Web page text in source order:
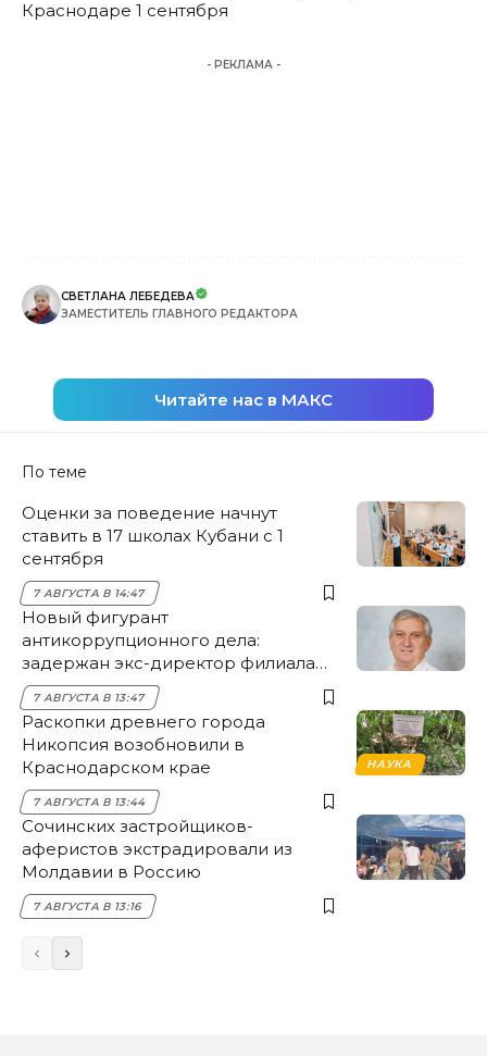
Краснодаре 1 сентября
- РЕКЛАМА -
СВЕТЛАНА ЛЕБЕДЕВА
ЗАМЕСТИТЕЛЬ ГЛАВНОГО РЕДАКТОРА
Читайте нас в МАКС
По теме
Оценки за поведение начнут
ставить в 17 школах Кубани с 1
сентября
7 АВГУСТА В 14:47
Новый фигурант
антикоррупционного дела:
задержан экс-директор филиала
НЭСК Крымска
7 АВГУСТА В 13:47
НАУКА
Раскопки древнего города
Никопсия возобновили в
Краснодарском крае
7 АВГУСТА В 13:44
Сочинских застройщиков-
аферистов экстрадировали из
Молдавии в Россию
7 АВГУСТА В 13:16